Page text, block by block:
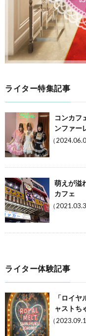
ライター特集記事
コンカフ
ンファー
（
萌えが溢
カフェ
（
ライター体験記事
「ロイ
ャストち
（